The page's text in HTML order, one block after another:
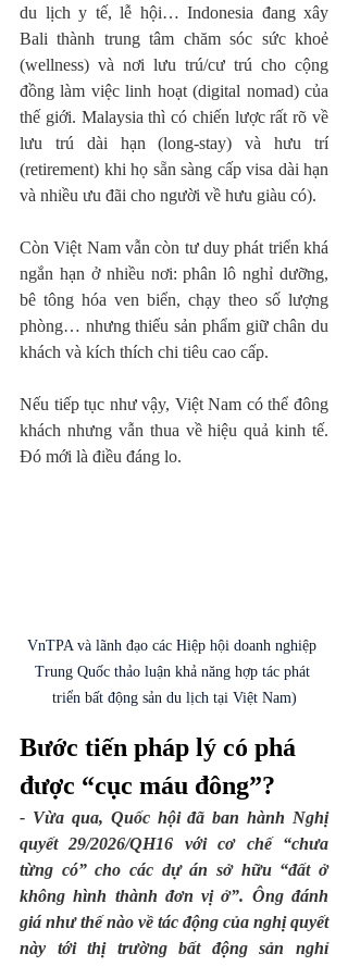
du lịch y tế, lễ hội… Indonesia đang xây
Bali thành trung tâm chăm sóc sức khoẻ
(wellness) và nơi lưu trú/cư trú cho cộng
đồng làm việc linh hoạt (digital nomad) của
thế giới. Malaysia thì có chiến lược rất rõ về
lưu trú dài hạn (long-stay) và hưu trí
(retirement) khi họ sẵn sàng cấp visa dài hạn
và nhiều ưu đãi cho người về hưu giàu có).
Còn Việt Nam vẫn còn tư duy phát triển khá
ngắn hạn ở nhiều nơi: phân lô nghỉ dưỡng,
bê tông hóa ven biển, chạy theo số lượng
phòng… nhưng thiếu sản phẩm giữ chân du
khách và kích thích chi tiêu cao cấp.
Nếu tiếp tục như vậy, Việt Nam có thể đông
khách nhưng vẫn thua về hiệu quả kinh tế.
Đó mới là điều đáng lo.
VnTPA và lãnh đạo các Hiệp hội doanh nghiệp
Trung Quốc thảo luận khả năng hợp tác phát
triển bất động sản du lịch tại Việt Nam)
Bước tiến pháp lý có phá
được “cục máu đông”?
- Vừa qua, Quốc hội đã ban hành Nghị
quyết 29/2026/QH16 với cơ chế “chưa
từng có” cho các dự án sở hữu “đất ở
không hình thành đơn vị ở”. Ông đánh
giá như thế nào về tác động của nghị quyết
này tới thị trường bất động sản nghỉ